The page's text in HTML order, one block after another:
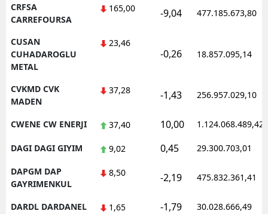
CRFSA
CARREFOURSA
165,00 -9,04 477.185.673,80
CUSAN
CUHADAROGLU
METAL
23,46
-0,26 18.857.095,14
CVKMD CVK
MADEN
37,28 -1,43 256.957.029,10
CWENE CW ENERJI 37,40 10,00 1.124.068.489,42
DAGI DAGI GIYIM 9,02 0,45 29.300.703,01
DAPGM DAP
GAYRIMENKUL
8,50 -2,19 475.832.361,41
DARDL DARDANEL 1,65 -1,79 30.028.666,49